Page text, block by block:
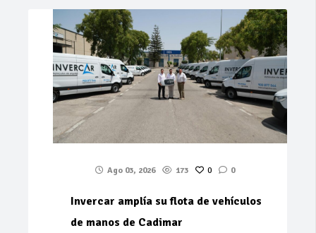
Ago 03, 2026 173 0 0
Invercar amplía su flota de vehículos
de manos de Cadimar